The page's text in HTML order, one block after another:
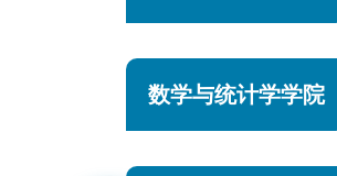
数学与统计学学院